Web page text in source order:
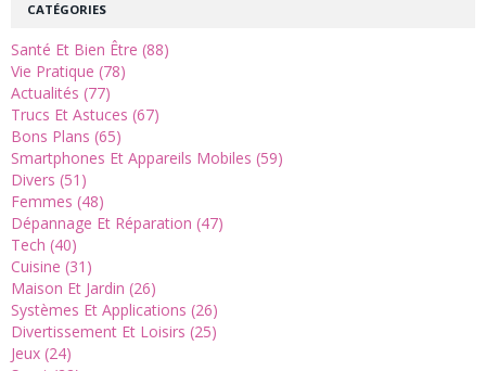
CATÉGORIES
Santé Et Bien Être (88)
Vie Pratique (78)
Actualités (77)
Trucs Et Astuces (67)
Bons Plans (65)
Smartphones Et Appareils Mobiles (59)
Divers (51)
Femmes (48)
Dépannage Et Réparation (47)
Tech (40)
Cuisine (31)
Maison Et Jardin (26)
Systèmes Et Applications (26)
Divertissement Et Loisirs (25)
Jeux (24)